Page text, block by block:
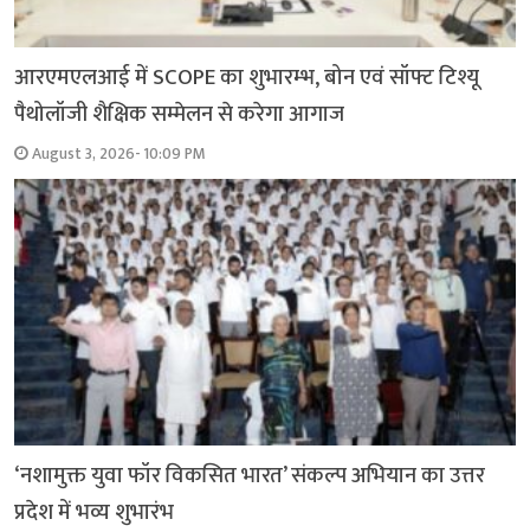
आरएमएलआई में SCOPE का शुभारम्भ, बोन एवं सॉफ्ट टिश्यू
पैथोलॉजी शैक्षिक सम्मेलन से करेगा आगाज
August 3, 2026- 10:09 PM
‘नशामुक्त युवा फॉर विकसित भारत’ संकल्प अभियान का उत्तर
प्रदेश में भव्य शुभारंभ